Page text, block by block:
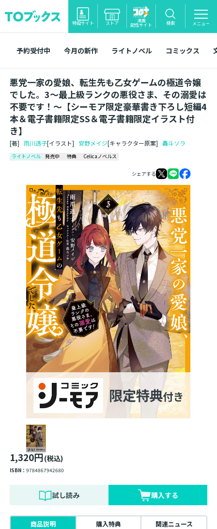
特設サイト ストア 漫画
配信サイト 検索 メニュー
予約受付中 今月の新作 ライトノベル コミックス
悪党一家の愛娘、転生先も乙女ゲームの極道令嬢
でした。3～最上級ランクの悪役さま、その溺愛は
不要です！～【シーモア限定豪華書き下ろし短編4
本＆電子書籍限定SS＆電子書籍限定イラスト付
き】
[著] 雨川透子[イラスト] 安野メイジ[キャラクター原案] 轟斗ソラ
ライトノベル 発売中 特典 Celicaノベルス
シェアする
1,320円(税込)
ISBN： 9784867942680
試し読み 購入する
商品説明 購入特典 関連ニュース